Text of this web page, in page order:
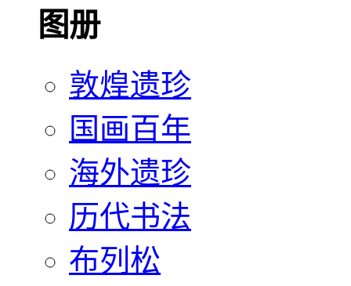
图册
敦煌遗珍
国画百年
海外遗珍
历代书法
布列松